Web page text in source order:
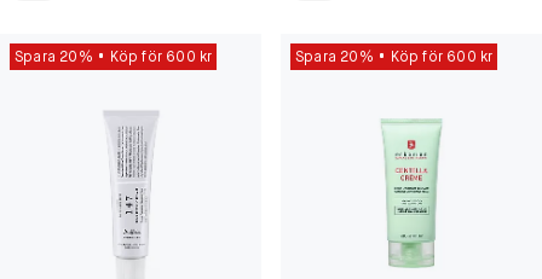
Spara 20% Köp för 600 kr Spara 20% Köp för 600 kr